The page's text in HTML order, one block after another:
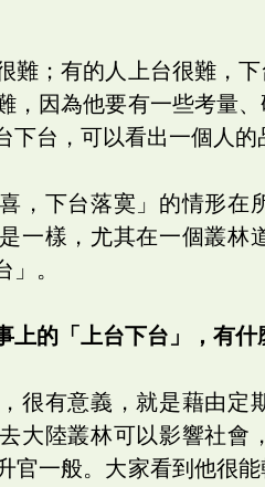
難；有的人上台很難，
，因為他要有一些考量
下台，可以看出一個人的
，下台落寞」的情形在
一樣，尤其在一個叢林
。
上的「上台下台」，有什
很有意義，就是藉由
大陸叢林可以影響社
官一般。大家看到他很